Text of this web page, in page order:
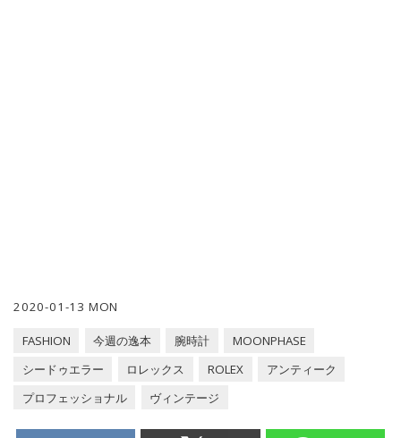
2020-01-13 MON
FASHION 今週の逸本 腕時計
MOONPHASE
シードゥエラー
ロレックス ROLEX
アンティーク
プロフェッショナル
ヴィンテージ